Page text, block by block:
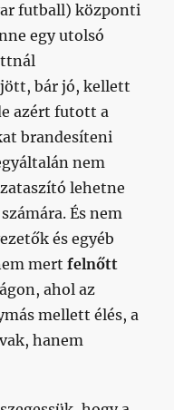
futball) központi
egy utolsó
bár jó, kellett
azért futott a
brandesíteni
nem
lehetne
És nem
és egyéb
mertfelnőtt
ahol az
mellett élés, a
hanem